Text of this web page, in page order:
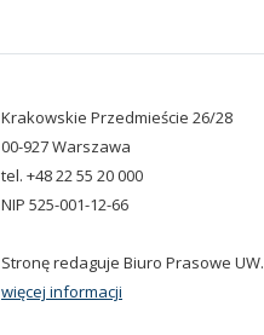
Krakowskie Przedmieście 26/28
00-927 Warszawa
tel. +48 22 55 20 000
NIP 525-001-12-66
Stronę redaguje Biuro Prasowe UW.
więcej informacji